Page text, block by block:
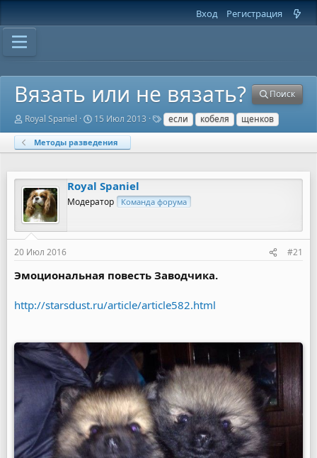
Вход Регистрация
Вязать или не вязать?
Поиск
А
т
о
т
е
м
ы
Royal Spaniel
Д
т
а
а
ч
л
15 Июл 2013
Т
е
и
если кобеля щенков
Методы разведения
Royal Spaniel
Модератор Команда форума
20 Июл 2016 #21
Эмоциональная повесть Заводчика.
http://starsdust.ru/article/article582.html